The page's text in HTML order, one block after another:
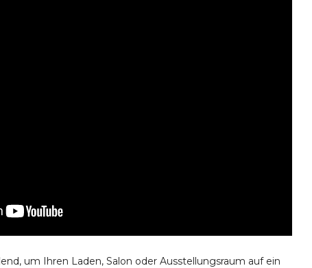
um Ihren Laden, Salon oder Ausstellungsraum auf ein